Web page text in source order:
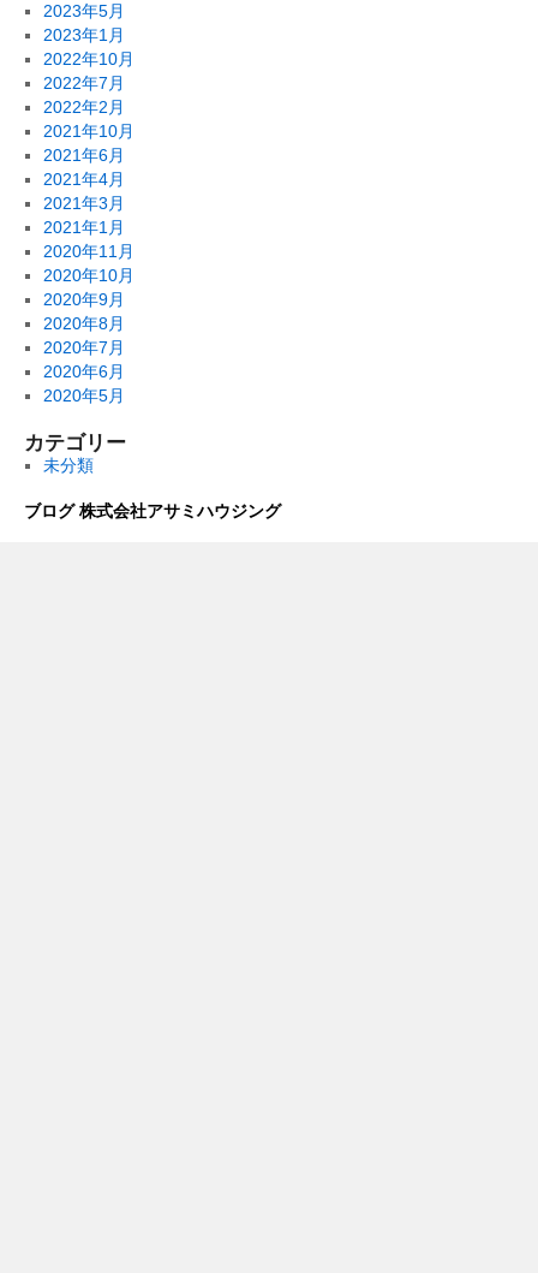
2023年5月
2023年1月
2022年10月
2022年7月
2022年2月
2021年10月
2021年6月
2021年4月
2021年3月
2021年1月
2020年11月
2020年10月
2020年9月
2020年8月
2020年7月
2020年6月
2020年5月
カテゴリー
未分類
ブログ 株式会社アサミハウジング